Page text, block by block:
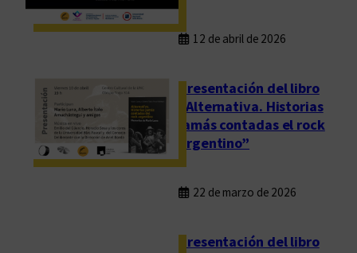
12 de abril de 2026
Presentación del libro
“Alternativa. Historias
jamás contadas el rock
argentino”
22 de marzo de 2026
Presentación del libro